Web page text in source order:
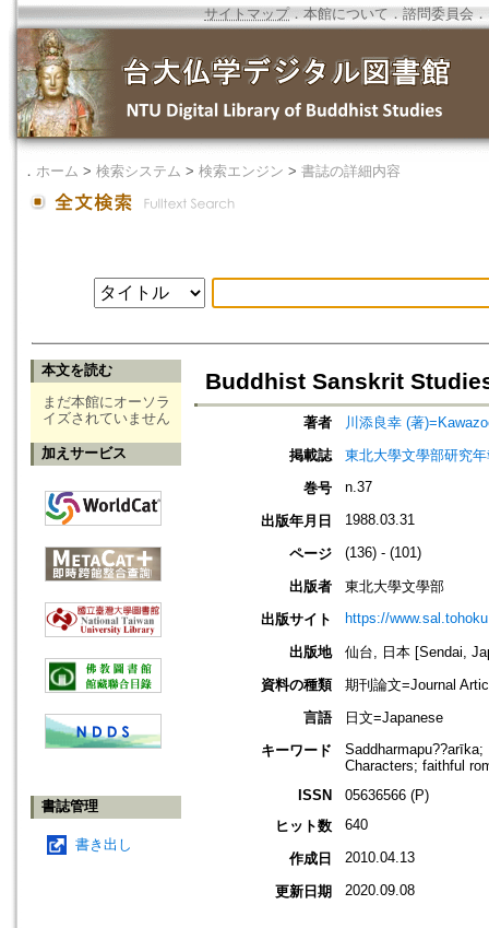
サイトマップ．本館について ． 諮問委員会 ．
． ホーム > 検索システム > 検索エンジン > 書誌の詳細内容
本文を読む
まだ本館にオーソラ
イズされていません
加えサービス
書誌管理
書き出し
Buddhist Sanskrit
著者
川添良幸 (著
掲載誌
東北大學文學部研究
巻号
n.37
出版年月日 1988.03.31
ページ (136) - (101)
出版者
東北大學文學部
出版サイト
https://
出版地
仙台, 日本 [Sendai,
資料の種類
期刊論文=Journal
言語
日文=Japanese
キーワード
Characters; faithful
ISSN
05636566 (P)
ヒット数
640
作成日 2010.04.13
更新日期 2020.09.08